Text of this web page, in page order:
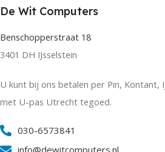
De Wit Computers
Benschopperstraat 18
3401 DH IJsselstein
U kunt bij ons betalen per Pin, Kontant,
met U-pas Utrecht tegoed.
030-6573841